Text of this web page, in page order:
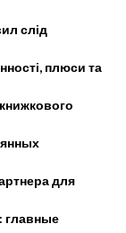
слід
плюси та
для
главные